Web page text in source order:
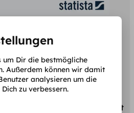
– finanzielle
Geld?
dem Nebenjob nicht aus
Zeit, die du in dein Studium
dem Geld durch das
(BAföG) kommst
um Dir die bestmögliche
Außerdem können wir damit
analysieren um die
zu verbessern.